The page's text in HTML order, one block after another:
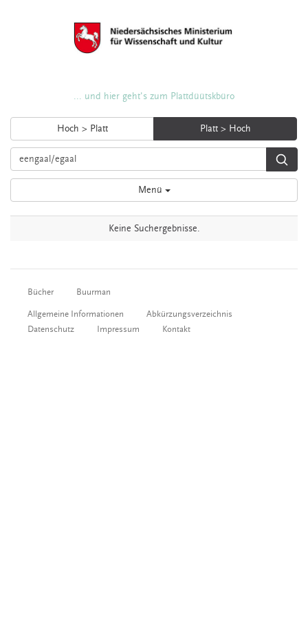
... und hier geht's zum Plattdüütskbüro
Hoch > Platt Platt > Hoch
Menü
Keine Suchergebnisse.
Bücher Buurman
Allgemeine Informationen
Abkürzungsverzeichnis
Datenschutz
Impressum Kontakt